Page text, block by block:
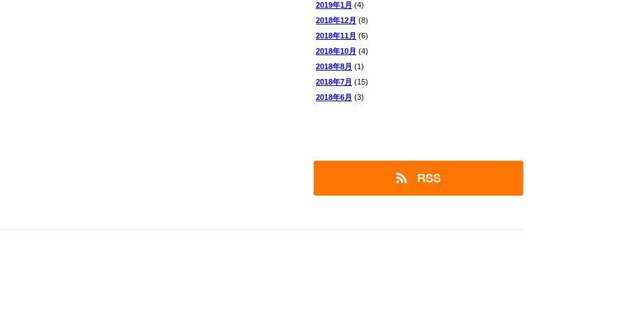
2019年1月 (4)
2018年12月 (8)
2018年11月 (6)
2018年10月 (4)
2018年8月 (1)
2018年7月 (15)
2018年6月 (3)
RSS